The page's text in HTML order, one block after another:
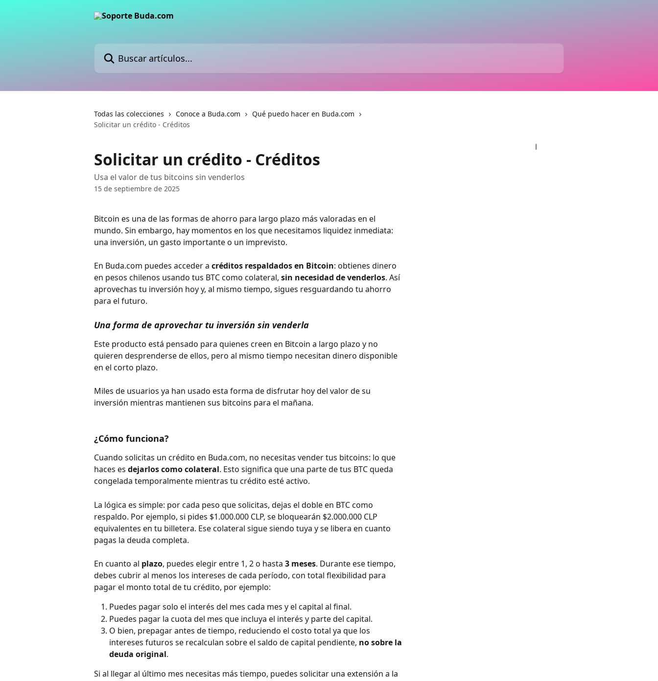
Buscar artículos...
Todas las colecciones Conoce a Buda.com
Qué puedo hacer en Buda.com
Solicitar un crédito - Créditos
Solicitar un crédito - Créditos
Usa el valor de tus bitcoins sin venderlos
15 de septiembre de 2025
Bitcoin es una de las formas de ahorro para largo plazo más valoradas en el
mundo. Sin embargo, hay momentos en los que necesitamos liquidez inmediata:
una inversión, un gasto importante o un imprevisto.
En Buda.com puedes acceder a créditos respaldados en Bitcoin: obtienes dinero
en pesos chilenos usando tus BTC como colateral, sin necesidad de venderlos. Así
aprovechas tu inversión hoy y, al mismo tiempo, sigues resguardando tu ahorro
para el futuro.
Una forma de aprovechar tu inversión sin venderla
Este producto está pensado para quienes creen en Bitcoin a largo plazo y no
quieren desprenderse de ellos, pero al mismo tiempo necesitan dinero disponible
en el corto plazo.
Miles de usuarios ya han usado esta forma de disfrutar hoy del valor de su
inversión mientras mantienen sus bitcoins para el mañana.
¿Cómo funciona?
Cuando solicitas un crédito en Buda.com, no necesitas vender tus bitcoins: lo que
haces es dejarlos como colateral. Esto significa que una parte de tus BTC queda
congelada temporalmente mientras tu crédito esté activo.
La lógica es simple: por cada peso que solicitas, dejas el doble en BTC como
respaldo. Por ejemplo, si pides $1.000.000 CLP, se bloquearán $2.000.000 CLP
equivalentes en tu billetera. Ese colateral sigue siendo tuya y se libera en cuanto
pagas la deuda completa.
En cuanto al plazo, puedes elegir entre 1, 2 o hasta 3 meses. Durante ese tiempo,
debes cubrir al menos los intereses de cada período, con total flexibilidad para
pagar el monto total de tu crédito, por ejemplo:
Puedes pagar solo el interés del mes cada mes y el capital al final.
Puedes pagar la cuota del mes que incluya el interés y parte del capital.
O bien, prepagar antes de tiempo, reduciendo el costo total ya que los
intereses futuros se recalculan sobre el saldo de capital pendiente, no sobre la
deuda original.
Si al llegar al último mes necesitas más tiempo, puedes solicitar una extensión a la